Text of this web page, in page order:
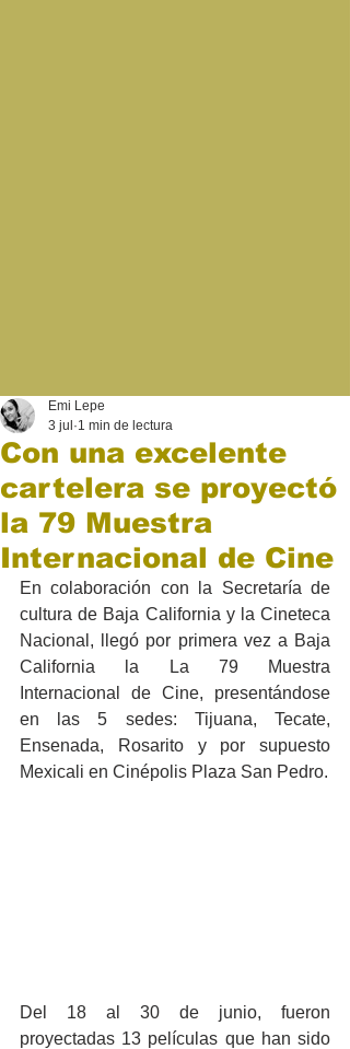
Con una excelente
cartelera se proyectó
la 79 Muestra
Internacional de Cine
Emi Lepe
3 jul
1 min de lectura
En colaboración con la Secretaría de
cultura de Baja California y la Cineteca
Nacional, llegó por primera vez a Baja
California la La 79 Muestra
Internacional de Cine, presentándose
en las 5 sedes: Tijuana, Tecate,
Ensenada, Rosarito y por supuesto
Mexicali en Cinépolis Plaza San Pedro.
Del 18 al 30 de junio, fueron
proyectadas 13 películas que han sido